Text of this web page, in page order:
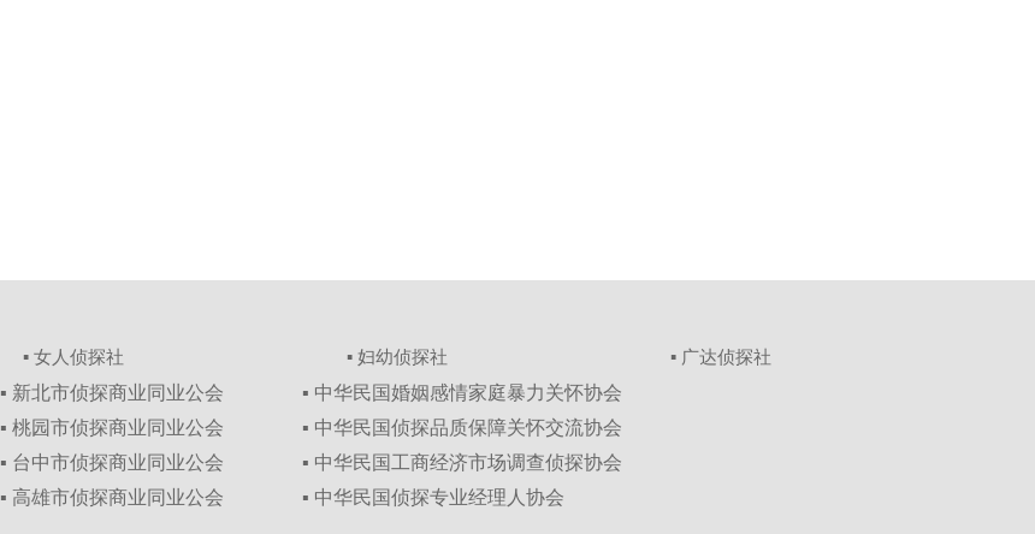
▪ 女人侦探社 ▪ 妇幼侦探社 ▪ 广达侦探社
▪ 新北市侦探商业同业公会
▪ 桃园市侦探商业同业公会
▪ 台中市侦探商业同业公会
▪ 高雄市侦探商业同业公会
▪ 中华民国婚姻感情家庭暴力关怀协会
▪ 中华民国侦探品质保障关怀交流协会
▪ 中华民国工商经济市场调查侦探协会
▪ 中华民国侦探专业经理人协会